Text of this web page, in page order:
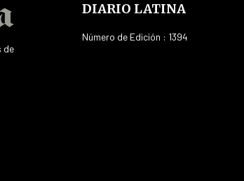
de
DIARIO LATINA
Número de Edición : 1394